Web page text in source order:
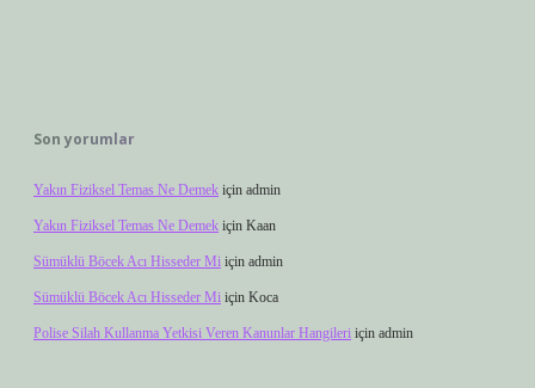
Son yorumlar
Yakın Fiziksel Temas Ne Demek için admin
Yakın Fiziksel Temas Ne Demek için Kaan
Sümüklü Böcek Acı Hisseder Mi için admin
Sümüklü Böcek Acı Hisseder Mi için Koca
Polise Silah Kullanma Yetkisi Veren Kanunlar Hangileri için admin